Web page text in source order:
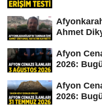
Ahmet
Afyon
2026:
Afyon
2026: